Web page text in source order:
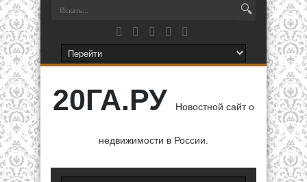
20ГА.РУ Новостной сайт о
недвижимости в России.